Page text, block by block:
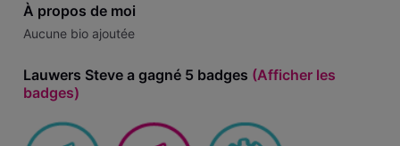
À propos de moi
Aucune bio ajoutée
Lauwers Steve a gagné 5 badges (Afficher les
badges)